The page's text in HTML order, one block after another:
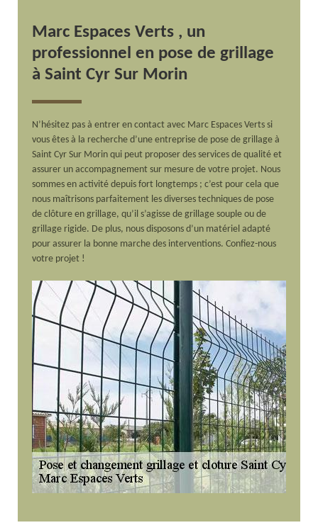
Marc Espaces Verts , un
professionnel en pose de grillage
à Saint Cyr Sur Morin
N’hésitez pas à entrer en contact avec Marc Espaces Verts si
vous êtes à la recherche d’une entreprise de pose de grillage à
Saint Cyr Sur Morin qui peut proposer des services de qualité et
assurer un accompagnement sur mesure de votre projet. Nous
sommes en activité depuis fort longtemps ; c’est pour cela que
nous maîtrisons parfaitement les diverses techniques de pose
de clôture en grillage, qu’il s’agisse de grillage souple ou de
grillage rigide. De plus, nous disposons d’un matériel adapté
pour assurer la bonne marche des interventions. Confiez-nous
votre projet !